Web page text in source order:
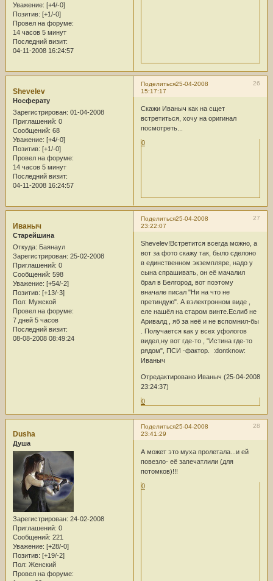
Уважение: [+4/-0]
Позитив: [+1/-0]
Провел на форуме:
14 часов 5 минут
Последний визит:
04-11-2008 16:24:57
Поделиться 26
25-04-2008
15:17:17
Shevelev
Носферату
Зарегистрирован: 01-04-2008
Приглашений: 0
Сообщений: 68
Уважение: [+4/-0]
Позитив: [+1/-0]
Провел на форуме:
14 часов 5 минут
Последний визит:
04-11-2008 16:24:57
Скажи Иваныч как на сщет
встретиться, хочу на оригинал
посмотреть...
0
Поделиться 27
25-04-2008
23:22:07
Иваныч
Старейшина
Откуда: Баянаул
Зарегистрирован: 25-02-2008
Приглашений: 0
Сообщений: 598
Уважение: [+54/-2]
Позитив: [+13/-3]
Пол: Мужской
Провел на форуме:
7 дней 5 часов
Последний визит:
08-08-2008 08:49:24
Shevelev!Встретится всегда можно, а
вот за фото скажу так, было сделоно
в единственном экземпляре, надо у
сына спрашивать, он её мачалил
брал в Белгород, вот поэтому
вначале писал "Ни на что не
претиндую". А вэлектронном виде ,
еле нашёл на старом винте.Еслиб не
Аривалд , яб за неё и не вспомнил-бы
. Получается как у всех уфологов
видел,ну вот где-то , "Истина где-то
рядом", ПСИ -фактор. :dontknow:
Иваныч
Отредактировано Иваныч (25-04-2008
23:24:37)
0
Поделиться 28
25-04-2008
23:41:29
Dusha
Душа
Зарегистрирован: 24-02-2008
Приглашений: 0
Сообщений: 221
Уважение: [+28/-0]
Позитив: [+19/-2]
Пол: Женский
Провел на форуме:
А может это муха пролетала...и ей
повезло- её запечатлили (для
потомков)!!!
0